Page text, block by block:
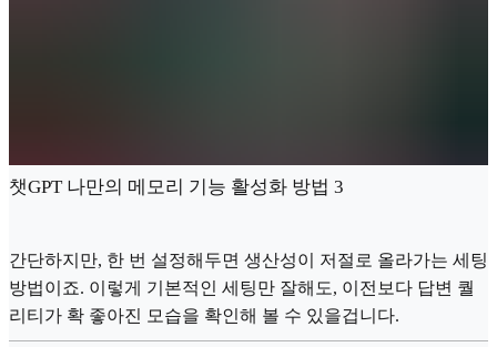
챗GPT 나만의 메모리 기능 활성화 방법 3
간단하지만, 한 번 설정해두면 생산성이 저절로 올라가는 세팅
방법이죠. 이렇게 기본적인 세팅만 잘해도, 이전보다 답변 퀄
리티가 확 좋아진 모습을 확인해 볼 수 있을겁니다.